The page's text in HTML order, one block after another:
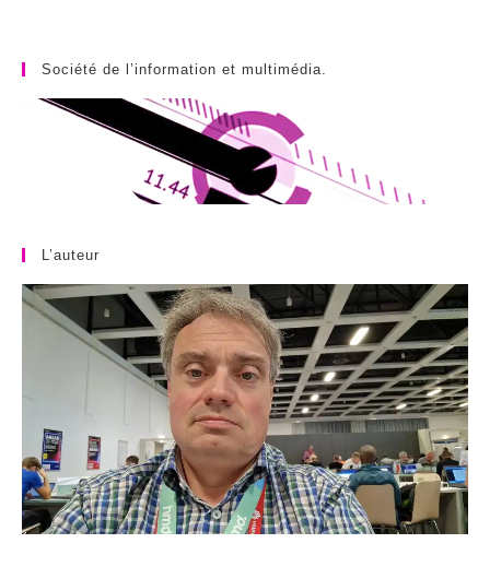
Société de l’information et multimédia.
L’auteur